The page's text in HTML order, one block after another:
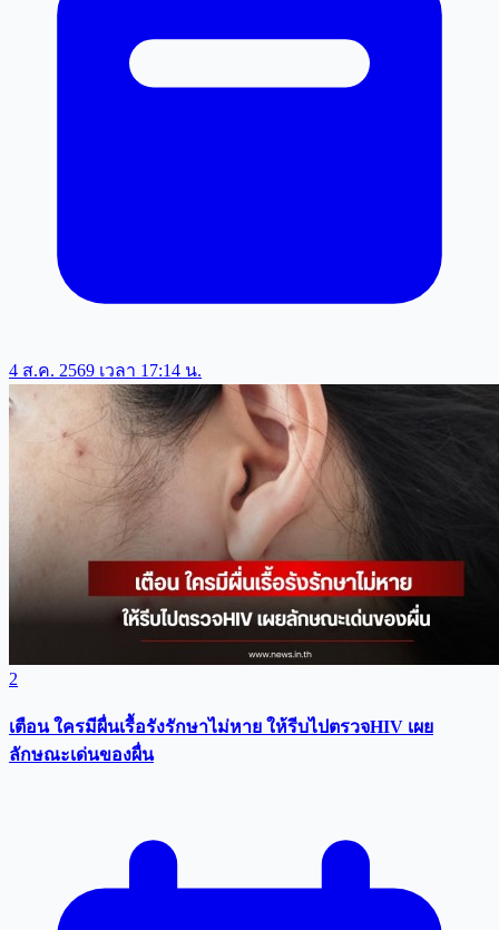
4 ส.ค. 2569 เวลา 17:14 น.
2
เตือน ใครมีผื่นเรื้อรังรักษาไม่หาย ให้รีบไปตรวจHIV เผย
ลักษณะเด่นของผื่น